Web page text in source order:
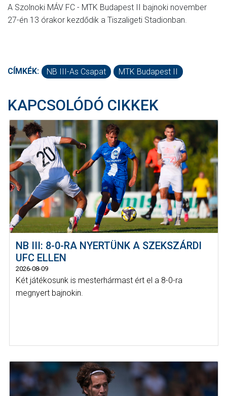
A Szolnoki MÁV FC - MTK Budapest II bajnoki november
27-én 13 órakor kezdődik a Tiszaligeti Stadionban.
CÍMKÉK: NB III-As Csapat MTK Budapest II
KAPCSOLÓDÓ CIKKEK
NB III: 8-0-RA NYERTÜNK A SZEKSZÁRDI
UFC ELLEN
2026-08-09
Két játékosunk is mesterhármast ért el a 8-0-ra
megnyert bajnokin.